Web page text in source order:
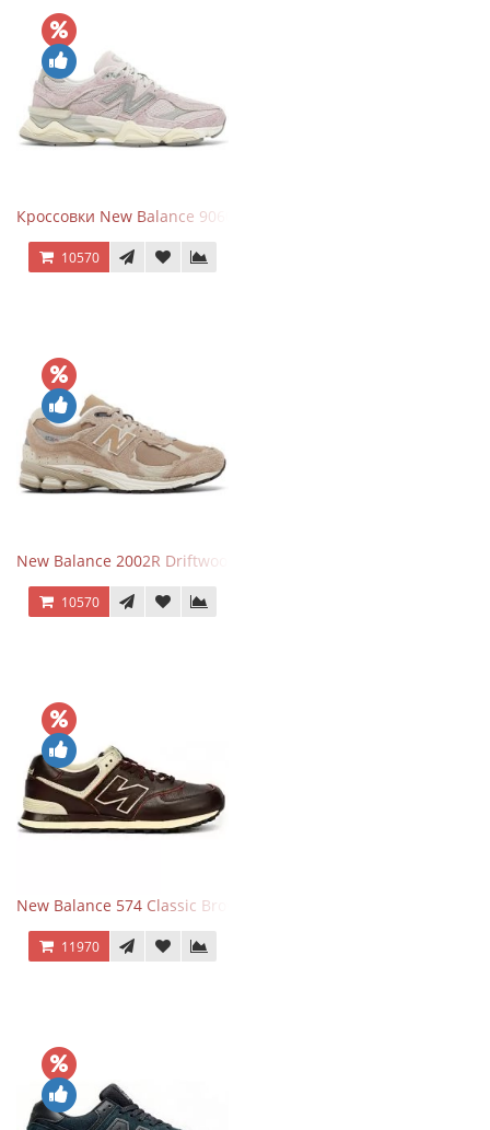
Кроссовки New Balance 9060 December Sky
10570
New Balance 2002R Driftwood Sea Salt бежевые
10570
New Balance 574 Classic Brown White
11970